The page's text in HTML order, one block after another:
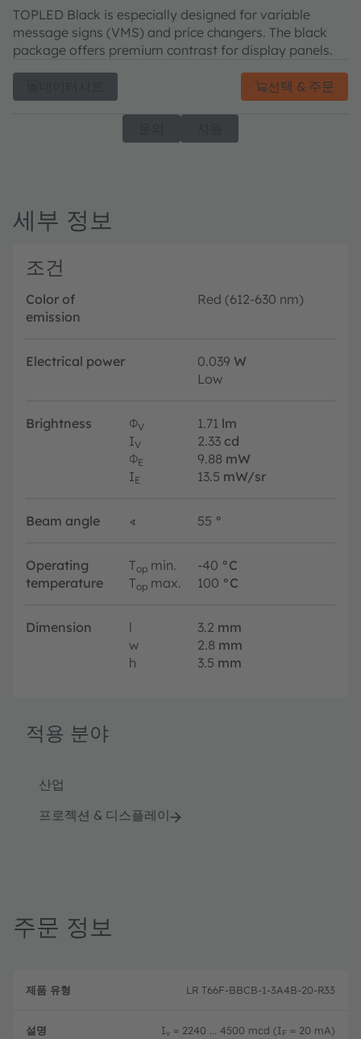
TOPLED Black is especially designed for variable
message signs (VMS) and price changers. The black
package offers premium contrast for display panels.
선택 & 주문
세부 정보
조건
Color of
emission
Red (612-630 nm)
Electrical power 0.039 W
Low
Brightness ΦV 1.71 lm
IV 2.33 cd
ΦE 9.88 mW
IE 13.5 mW/sr
Beam angle ∢ 55 °
Operating
temperature
Top min. -40 °C
Top max. 100 °C
Dimension l 3.2 mm
w
2.8 mm
h
3.5 mm
적용 분야
산업
프로젝션 & 디스플레이
주문 정보
품
설
LR T66F-BBCB-1-3A4B-20-R33
Iv = 2240 ... 4500 mcd (IF = 20 mA)